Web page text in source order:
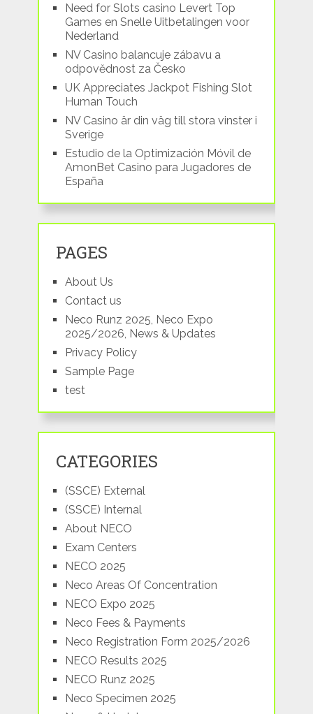
Need for Slots casino Levert Top
Games en Snelle Uitbetalingen voor
Nederland
NV Casino balancuje zábavu a
odpovědnost za Česko
UK Appreciates Jackpot Fishing Slot
Human Touch
NV Casino är din väg till stora vinster i
Sverige
Estudio de la Optimización Móvil de
AmonBet Casino para Jugadores de
España
PAGES
About Us
Contact us
Neco Runz 2025, Neco Expo
2025/2026, News & Updates
Privacy Policy
Sample Page
test
CATEGORIES
(SSCE) External
(SSCE) Internal
About NECO
Exam Centers
NECO 2025
Neco Areas Of Concentration
NECO Expo 2025
Neco Fees & Payments
Neco Registration Form 2025/2026
NECO Results 2025
NECO Runz 2025
Neco Specimen 2025